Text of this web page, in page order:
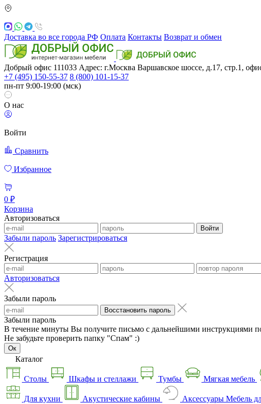
Доставка во все города РФ Оплата Контакты Возврат и обмен
Добрый офис 111033 Адрес: г.Москва Варшавское шоссе, д.17, стр.1,
+7 (495) 150-55-37 8 (800) 101-15-37
пн-пт 9:00-19:00 (мск)
О нас
Войти
Сравнить
Избранное
0 ₽
Корзина
Авторизоваться
Войти
Забыли пароль Зарегистрироваться
Регистрация
Авторизоваться
Забыли пароль
Восстановить пароль
Забыли пароль
В течение минуты Вы получите письмо с дальнейшими инструкциями
Не забудьте проверить папку "Спам" :)
Ок
Каталог
Столы Шкафы и стеллажи Тумбы Мягкая мебель
Для кухни Акустические кабины Аксессуары Мебель